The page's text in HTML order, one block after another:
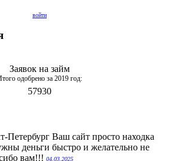
войти
Заявок на займ
одобрено за 2019 год:
57930
Петербург Ваш сайт просто находка
деньги быстро и желательно не
вам!!! 04.03.2025